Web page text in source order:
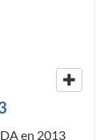
en 2013